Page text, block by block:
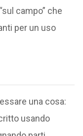
campo” che
per un uso
una cosa:
usando